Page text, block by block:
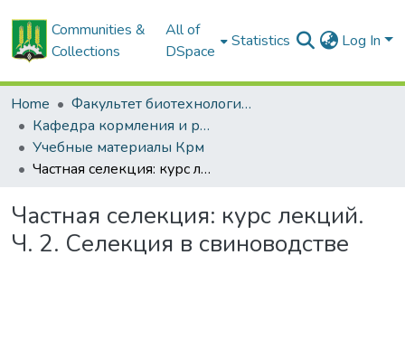
Communities &
Collections
All of
DSpace
Statistics Log In
Home
Факультет биотехнологии и аквакультуры
Кафедра кормления и разведения сельскохозяйственных животных
Учебные материалы Крм
Частная селекция: курс лекций. Ч. 2. Селекция в свиноводстве
Частная селекция: курс лекций.
Ч. 2. Селекция в свиноводстве